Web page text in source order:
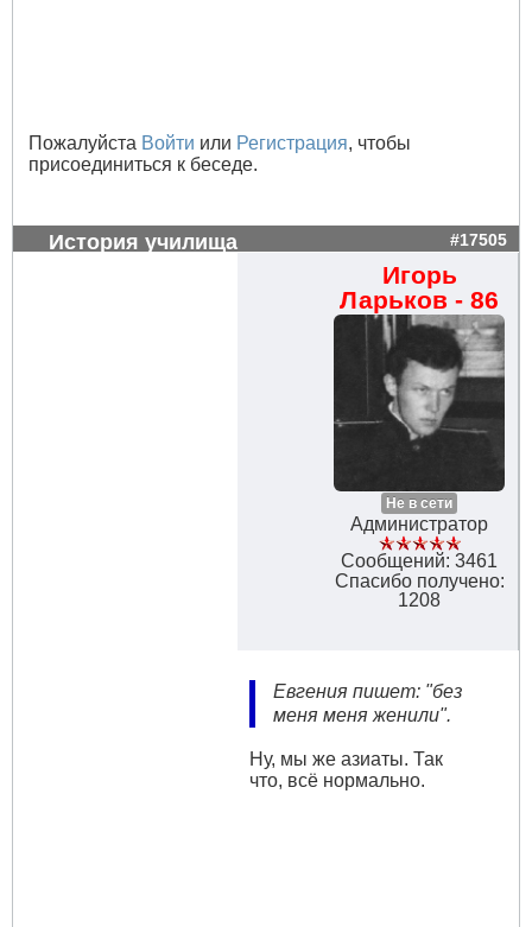
Пожалуйста Войти или Регистрация, чтобы
присоединиться к беседе.
История училища #17505
Игорь
Ларьков - 86
Не в сети
Администратор
Сообщений: 3461
Спасибо получено:
1208
Евгения пишет: "без
меня меня женили".
Ну, мы же азиаты. Так
что, всё нормально.